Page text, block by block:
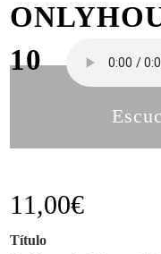
10
11,00€
Título